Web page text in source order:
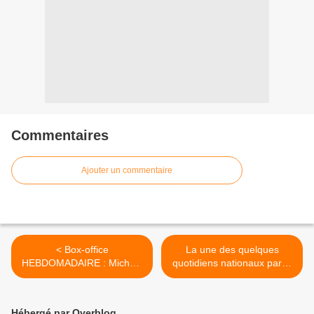
Commentaires
Ajouter un commentaire
< Box-office
HEBDOMADAIRE : Michael
ne faiblit pas, Pour le plaisir
La une des quelques
quotidiens nationaux parus
ce jeudi férié. >